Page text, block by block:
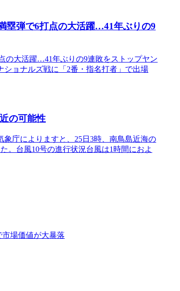
塁弾で6打点の大活躍…41年ぶりの9
の大活躍…41年ぶりの9連敗をストップヤン
ショナルズ戦に「2番・指名打者」で出場
の可能性
象庁によりますと、25日3時、南鳥島近海の
。台風10号の進行状況台風は1時間におよ
場価値が大暴落